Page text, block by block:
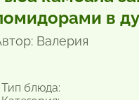
в
Валерия
блюда: